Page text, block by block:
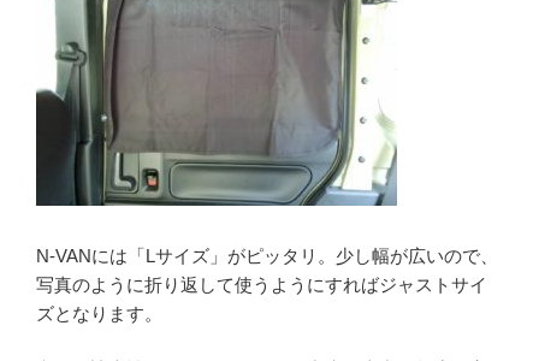
N-VANには「Lサイズ」がピッタリ。少し幅が広いので、
写真のように折り返して使うようにすればジャストサイ
ズとなります。